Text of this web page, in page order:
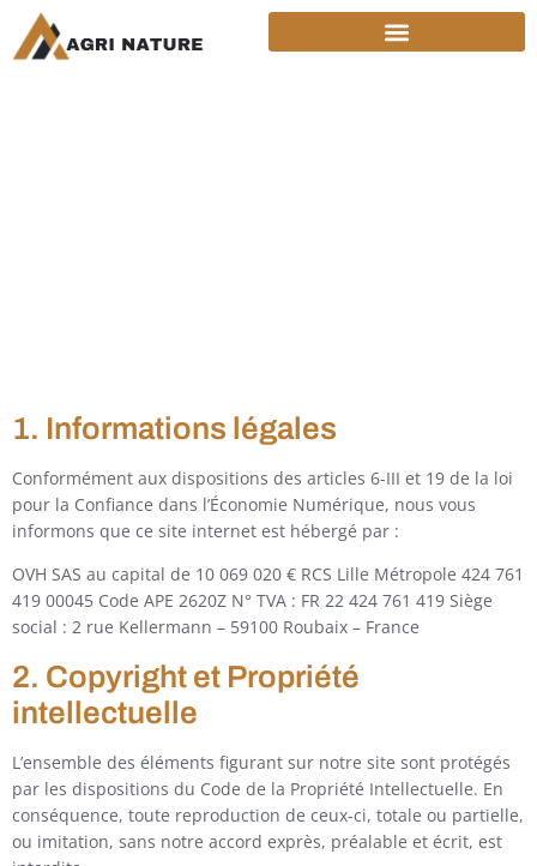
1. Informations légales
Conformément aux dispositions des articles 6-III et 19 de la loi
pour la Confiance dans l’Économie Numérique, nous vous
informons que ce site internet est hébergé par :
OVH SAS au capital de 10 069 020 € RCS Lille Métropole 424 761
419 00045 Code APE 2620Z N° TVA : FR 22 424 761 419 Siège
social : 2 rue Kellermann – 59100 Roubaix – France
2. Copyright et Propriété
intellectuelle
L’ensemble des éléments figurant sur notre site sont protégés
par les dispositions du Code de la Propriété Intellectuelle. En
conséquence, toute reproduction de ceux-ci, totale ou partielle,
ou imitation, sans notre accord exprès, préalable et écrit, est